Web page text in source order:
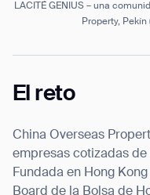
LACITÉ GENIUS – una
Property,
El reto
China Overseas
empresas cotizadas
Fundada en Hong
Board de la Bolsa de